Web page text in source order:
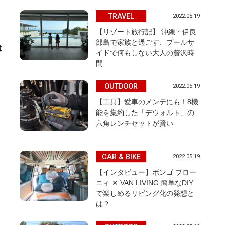
TRAVEL 2022.05.19
【リゾート旅行記】 沖縄・伊良
部島で家族と過ごす、プールサ
イドで何もしない大人の贅沢時
間
OUTDOOR 2022.05.19
【工具】愛車のメンテにも！8機
能を集約した「デウォルト」の
六角レンチセットが賢い
CAR & BIKE 2022.05.19
【インタビュー】ボンゴ ブロー
ニィ ✕ VAN LIVING 簡単なDIY
で楽しめるリビング化の発想と
は？